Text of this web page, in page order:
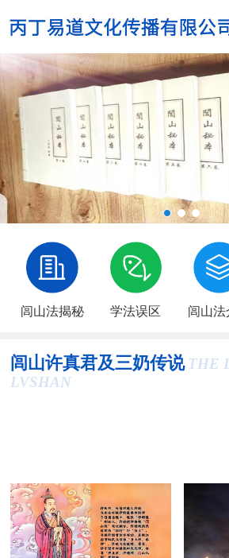
闾山法揭秘 学法误区 闾山法
闾山许真君及三奶传说 THE
LVSHAN